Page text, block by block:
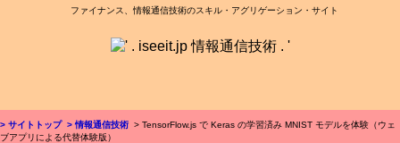
ファイナンス、情報通信技術のスキル・アグリゲーション・サイト
> サイトトップ > 情報通信技術 > TensorFlow.js で Keras の学習済み MNIST モデルを体験（ウェ
ブアプリによる代替体験版）